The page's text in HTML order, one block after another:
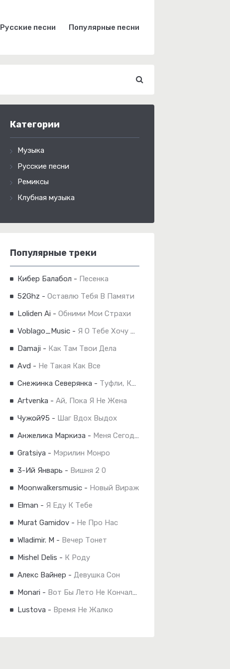
Русские песни Популярные песни
Категории
Музыка
Русские песни
Ремиксы
Клубная музыка
Популярные треки
Кибер Балабол - Песенка
52Ghz - Оставлю Тебя В Памяти
Loliden Ai - Обними Мои Страхи
Voblago_Music - Я О Тебе Хочу Кричать
Damaji - Как Там Твои Дела
Avd - Не Такая Как Все
Снежинка Северянка - Туфли, Красные
Artvenka - Ай, Пока Я Не Жена
Чужой95 - Шаг Вдох Выдох
Анжелика Маркиза - Меня Сегодня Вдруг Послали
Gratsiya - Мэрилин Монро
3-Ий Январь - Вишня 2 0
Moonwalkersmusic - Новый Вираж
Elman - Я Еду К Тебе
Murat Gamidov - Не Про Нас
Wladimir. M - Вечер Тонет
Mishel Delis - К Роду
Алекс Вайнер - Девушка Сон
Monari - Вот Бы Лето Не Кончалось
Lustova - Время Не Жалко